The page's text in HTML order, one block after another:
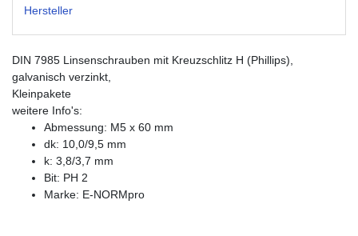
Hersteller
DIN 7985 Linsenschrauben mit Kreuzschlitz H (Phillips),
galvanisch verzinkt,
Kleinpakete
weitere Info's:
Abmessung: M5 x 60 mm
dk: 10,0/9,5 mm
k: 3,8/3,7 mm
Bit: PH 2
Marke: E-NORMpro